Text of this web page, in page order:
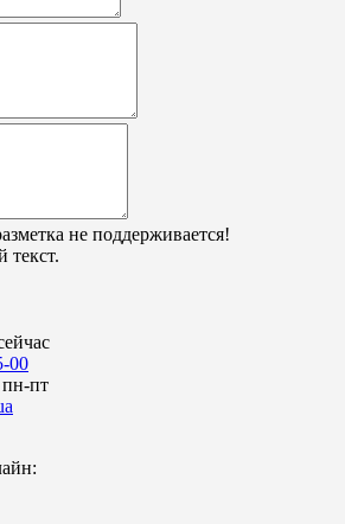
не поддерживается!
текст.
00
пн-пт